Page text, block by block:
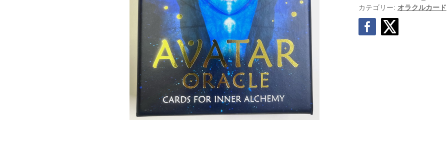
カテゴリー: オラクルカード